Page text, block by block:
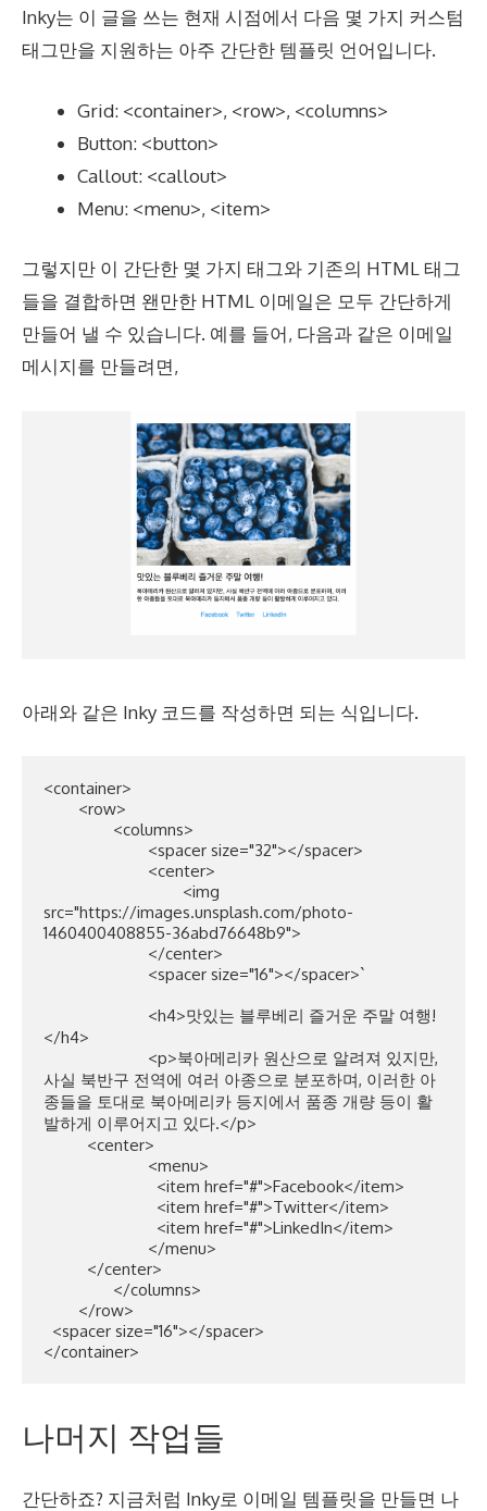
Inky는 이 글을 쓰는 현재 시점에서 다음 몇 가지 커스텀
태그만을 지원하는 아주 간단한 템플릿 언어입니다.
Grid: <container>, <row>, <columns>
Button: <button>
Callout: <callout>
Menu: <menu>, <item>
그렇지만 이 간단한 몇 가지 태그와 기존의 HTML 태그
들을 결합하면 왠만한 HTML 이메일은 모두 간단하게
만들어 낼 수 있습니다. 예를 들어, 다음과 같은 이메일
메시지를 만들려면,
아래와 같은 Inky 코드를 작성하면 되는 식입니다.
<container>
src="https://images.unsplash.com/photo-
1460400408855-36abd76648b9">
</h4>
사실 북반구 전역에 여러 아종으로 분포하며, 이러한 아
종들을 토대로 북아메리카 등지에서 품종 개량 등이 활
발하게 이루어지고 있다.</p>
</container>
나머지 작업들
간단하죠? 지금처럼 Inky로 이메일 템플릿을 만들면 나